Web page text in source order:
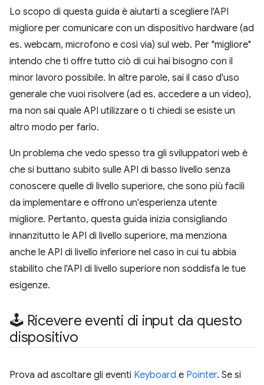
Lo scopo di questa guida è aiutarti a scegliere l'API
migliore per comunicare con un dispositivo hardware (ad
es. webcam, microfono e così via) sul web. Per "migliore"
intendo che ti offre tutto ciò di cui hai bisogno con il
minor lavoro possibile. In altre parole, sai il caso d'uso
generale che vuoi risolvere (ad es. accedere a un video),
ma non sai quale API utilizzare o ti chiedi se esiste un
altro modo per farlo.
Un problema che vedo spesso tra gli sviluppatori web è
che si buttano subito sulle API di basso livello senza
conoscere quelle di livello superiore, che sono più facili
da implementare e offrono un'esperienza utente
migliore. Pertanto, questa guida inizia consigliando
innanzitutto le API di livello superiore, ma menziona
anche le API di livello inferiore nel caso in cui tu abbia
stabilito che l'API di livello superiore non soddisfa le tue
esigenze.
🕹 Ricevere eventi di input da questo
dispositivo
Prova ad ascoltare gli eventi Keyboard e Pointer. Se si